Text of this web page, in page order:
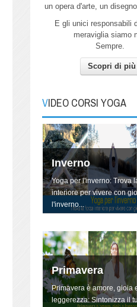
un opera d'arte, un
E gli unici responsabili
meraviglia siamo
Sempre.
Scopri di più
VIDEO CORSI YOGA
Autunno
all'energia dell'Autunno.
Inverno
Yoga per l'inverno: Trova
interiore per vivere con
l'inverno...
Primavera
Primavera è amore, gioia
leggerezza: Sintonizza il